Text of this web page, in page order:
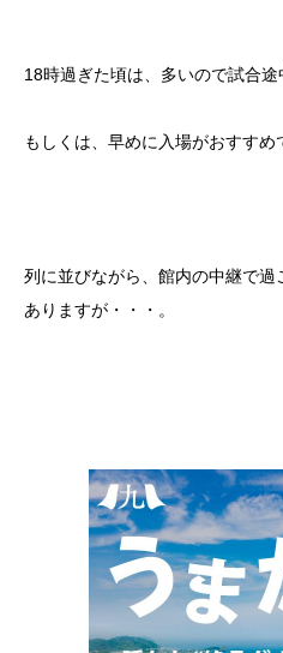
18時過ぎた頃は、多いので試合途
もしくは、早めに入場がおすすめ
列に並びながら、館内の中継で
ありますが・・・。